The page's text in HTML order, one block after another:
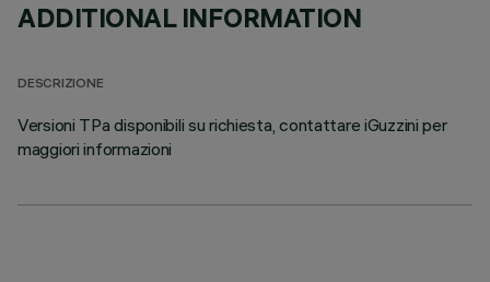
ADDITIONAL INFORMATION
DESCRIZIONE
Versioni TPa disponibili su richiesta, contattare iGuzzini per
maggiori informazioni